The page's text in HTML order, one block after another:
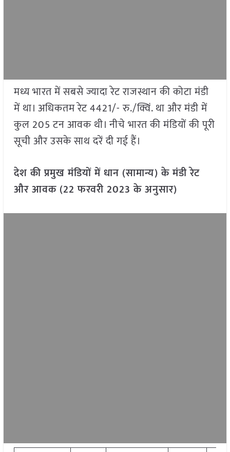
मध्य भारत में सबसे ज्यादा रेट राजस्थान की कोटा मंडी
में था। अधिकतम रेट 4421/- रु./क्विं. था और मंडी में
कुल 205 टन आवक थी। नीचे भारत की मंडियों की पूरी
सूची और उसके साथ दरें दी गई हैं।
देश की प्रमुख मंडियों में धान (सामान्य) के मंडी रेट
और आवक (22 फरवरी 2023 के अनुसार)